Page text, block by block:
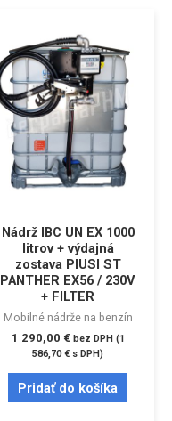
Nádrž IBC UN EX 1000
litrov + výdajná
zostava PIUSI ST
PANTHER EX56 / 230V
+ FILTER
Mobilné nádrže na benzín
1 290,00 € bez DPH (1
586,70€ s DPH)
Pridať do košíka